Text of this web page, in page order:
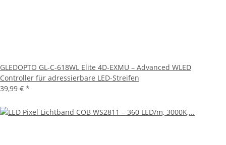
GLEDOPTO GL-C-618WL Elite 4D-EXMU – Advanced WLED
Controller für adressierbare LED-Streifen
39,99 € *